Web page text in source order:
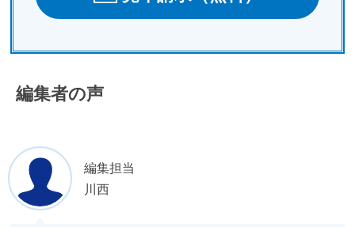
編集者の声
編集担当
川西